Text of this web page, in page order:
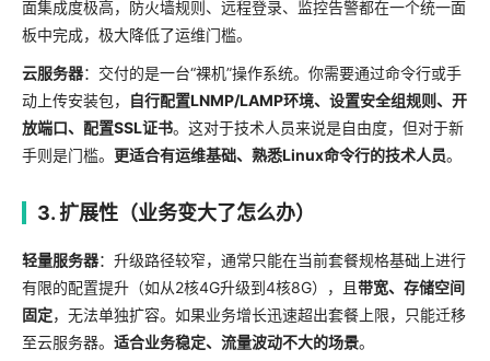
面集成度极高，防火墙规则、远程登录、监控告警都在一个统一面
板中完成，极大降低了运维门槛。
云服务器：交付的是一台“裸机”操作系统。你需要通过命令行或手
动上传安装包，
自行配置LNMP/LAMP环境、设置安全组规则、开
放端口、配置SSL证书。这对于技术人员来说是自由度，但对于新
手则是门槛。 更适合有运维基础、熟悉Linux命令行的技术人员。
3. 扩展性（业务变大了怎么办）
轻量服务器：升级路径较窄，通常只能在当前套餐规格基础上进行
有限的配置提升（如从2核4G升级到4核8G），且带宽、存储空间
固定，无法单独扩容。如果业务增长迅速超出套餐上限，只能迁移
至云服务器。 适合业务稳定、流量波动不大的场景。